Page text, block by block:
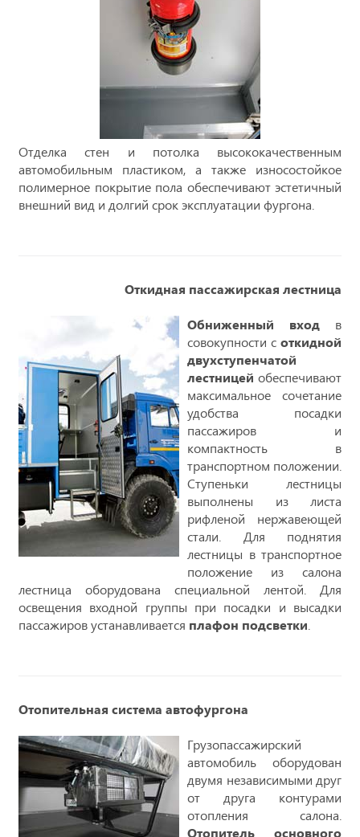
Отделка стен и потолка высококачественным
автомобильным пластиком, а также износостойкое
полимерное покрытие пола обеспечивают эстетичный
внешний вид и долгий срок эксплуатации фургона.
Откидная пассажирская лестница
Обниженный вход в
совокупности с откидной
двухступенчатой
лестницей обеспечивают
максимальное сочетание
удобства посадки
пассажиров и
компактность в
транспортном положении.
Ступеньки лестницы
выполнены из листа
рифленой нержавеющей
стали. Для поднятия
лестницы в транспортное
положение из салона
лестница оборудована специальной лентой. Для
освещения входной группы при посадки и высадки
пассажиров устанавливается плафон подсветки.
Отопительная система автофургона
Грузопассажирский
автомобиль оборудован
двумя независимыми друг
от друга контурами
отопления салона.
Отопитель основного